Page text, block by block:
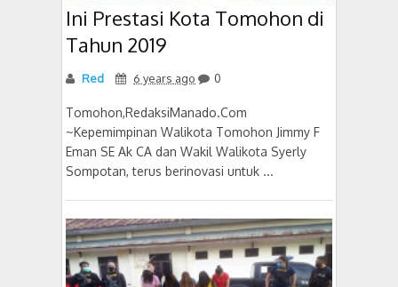
Ini Prestasi Kota Tomohon di
Tahun 2019
Red 6 years ago 0
Tomohon,RedaksiManado.Com
~Kepemimpinan Walikota Tomohon Jimmy F
Eman SE Ak CA dan Wakil Walikota Syerly
Sompotan, terus berinovasi untuk ...